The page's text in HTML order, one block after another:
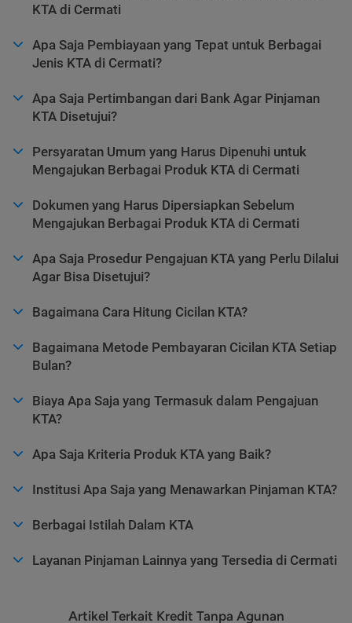
KTA di Cermati
Apa Saja Pembiayaan yang Tepat untuk Berbagai
Jenis KTA di Cermati?
Apa Saja Pertimbangan dari Bank Agar Pinjaman
KTA Disetujui?
Persyaratan Umum yang Harus Dipenuhi untuk
Mengajukan Berbagai Produk KTA di Cermati
Dokumen yang Harus Dipersiapkan Sebelum
Mengajukan Berbagai Produk KTA di Cermati
Apa Saja Prosedur Pengajuan KTA yang Perlu Dilalui
Agar Bisa Disetujui?
Bagaimana Cara Hitung Cicilan KTA?
Bagaimana Metode Pembayaran Cicilan KTA Setiap
Bulan?
Biaya Apa Saja yang Termasuk dalam Pengajuan
KTA?
Apa Saja Kriteria Produk KTA yang Baik?
Institusi Apa Saja yang Menawarkan Pinjaman KTA?
Berbagai Istilah Dalam KTA
Layanan Pinjaman Lainnya yang Tersedia di Cermati
Artikel Terkait Kredit Tanpa Agunan